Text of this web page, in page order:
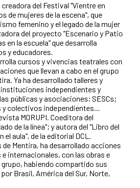
del Festival "Vientre en
de mujeres de la escena", que
femenino y el legado de la mujer
del proyecto "Escenario y Patio
en la escuela" que desarrolla
y educadores.
cursos y vivencias teatrales con
que llevan a cabo en el grupo
Ya ha desarrollado talleres y
independientes y
públicas y asociaciones; SESCs;
colectivos independientes...
MORUPI. Coeditora del
de la línea"; y autora del "Libro del
el aula", de la editorial DCL.
Mentira, ha desarrollado acciones
e internacionales, con las obras e
habiendo compartido sus
Brasil, América del Sur, Norte,